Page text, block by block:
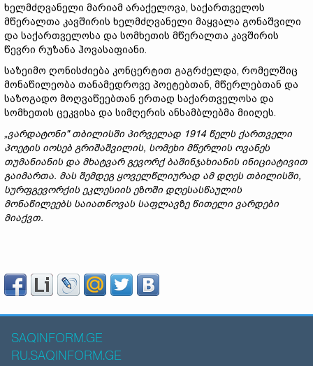
ხელმძღვანელი მარიამ არაქელოვა, საქართველოს
მწერალთა კავშირის ხელმძღვანელი მაყვალა გონაშვილი
და საქართველოსა და სომხეთის მწერალთა კავშირის
წევრი რუზანა ჰოვასაფიანი.
საზეიმო ღონისძიება კონცერტით გაგრძელდა, რომელშიც
მონაწილეობა თანამედროვე პოეტებთან, მწერლებთან და
საზოგადო მოღვაწეებთან ერთად საქართველოსა და
სომხეთის ცეკვისა და სიმღერის ანსამბლებმა მიიღეს.
„ვარდატონი" თბილისში პირველად 1914 წელს ქართველი
პოეტის იოსებ გრიშაშვილის, სომეხი მწერლის ოვანეს
თუმანიანის და მხატვარ გევორქ ბაშინჯახიანის ინიციატივით
გაიმართა. მას შემდეგ ყოველწლიურად ამ დღეს თბილისში,
სურფგევორქის ეკლესიის ეზოში დღესასწაულის
მონაწილეებს საიათნოვას საფლავზე წითელი ვარდები
მიაქვთ.
SAQINFORM.GE
RU.SAQINFORM.GE